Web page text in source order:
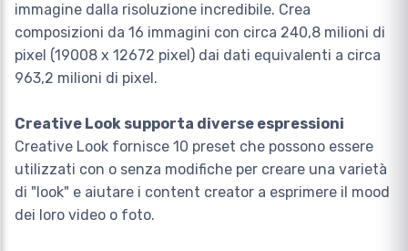
immagine dalla risoluzione incredibile. Crea
composizioni da 16 immagini con circa 240,8 milioni di
pixel (19008 x 12672 pixel) dai dati equivalenti a circa
963,2 milioni di pixel.
Creative Look supporta diverse espressioni
Creative Look fornisce 10 preset che possono essere
utilizzati con o senza modifiche per creare una varietà
di "look" e aiutare i content creator a esprimere il mood
dei loro video o foto.